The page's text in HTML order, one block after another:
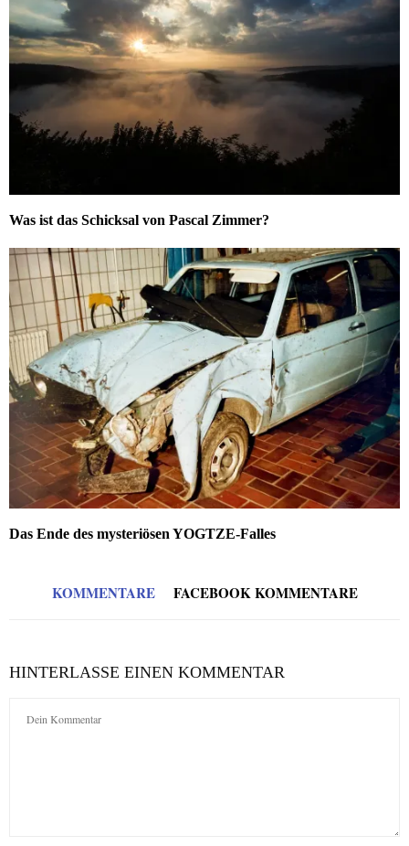
Was ist das Schicksal von Pascal Zimmer?
Das Ende des mysteriösen YOGTZE-Falles
KOMMENTARE FACEBOOK KOMMENTARE
HINTERLASSE EINEN KOMMENTAR